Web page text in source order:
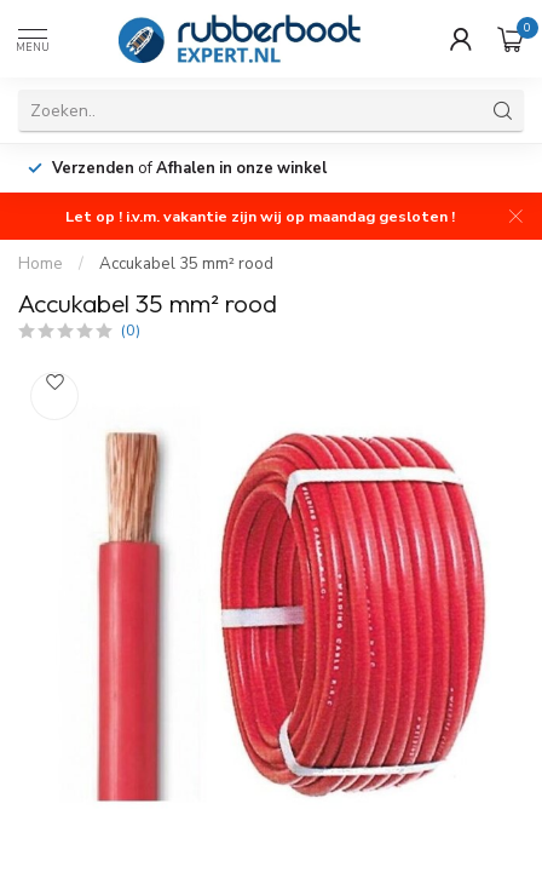
MENU
0
Verzenden ofAfhalen in onze winkel
Let op ! i.v.m. vakantie zijn wij op maandag gesloten !
Home / Accukabel 35 mm² rood
Accukabel 35 mm² rood
(0)